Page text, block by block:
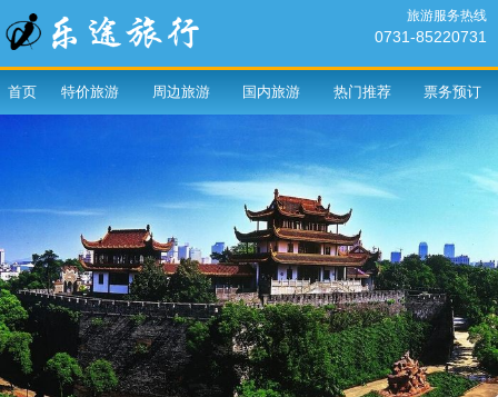
旅游服务热线
0731-85220731
首页 特价旅游 周边旅游 国内旅游 热门推荐 票务预订